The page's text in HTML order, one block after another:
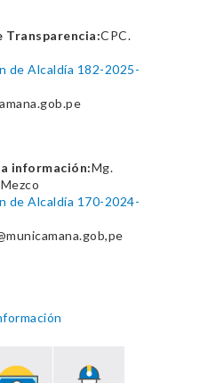
Transparencia:CPC.
de Alcaldía 182-2025-
información:Mg.
de Alcaldía 170-2024-